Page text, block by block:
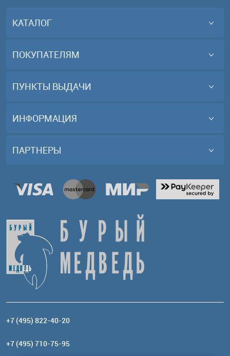
КАТАЛОГ
ПОКУПАТЕЛЯМ
ПУНКТЫ ВЫДАЧИ
ИНФОРМАЦИЯ
ПАРТНЕРЫ
+7 (495) 822-40-20
+7 (495) 710-75-95